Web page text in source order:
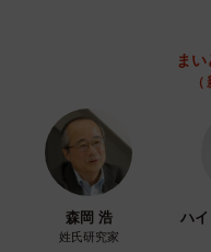
にわかには信じがたい
に進んだ人たちは皆、
っては、ただワークシ
く、動物の周波数に合わ
が必要らしいのですが
教えてくれるのだとか
ま
森岡 浩
姓氏研究家
ハ